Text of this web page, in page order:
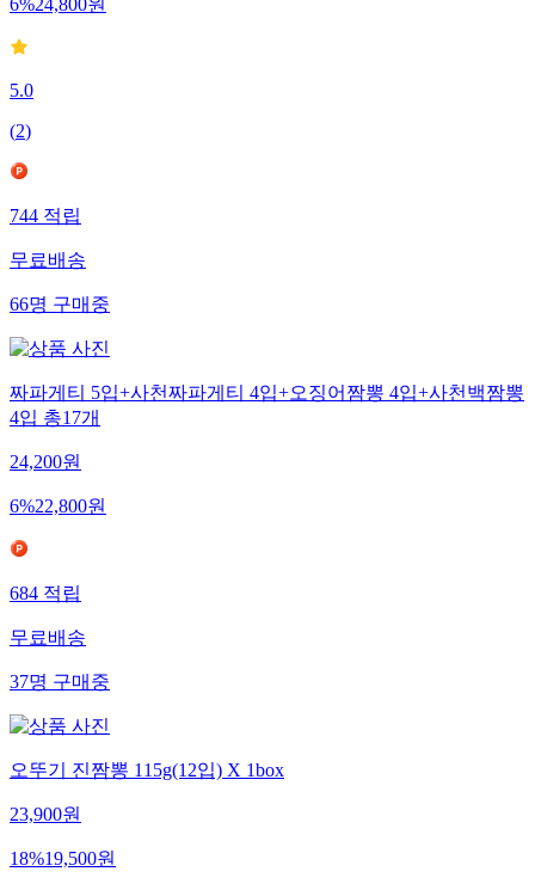
6%24,800원
5.0
(2)
744적립
무료배송
66명구매중
짜파게티 5입+사천짜파게티 4입+오징어짬뽕 4입+사천백짬뽕
4입 총17개
24,200원
6%22,800원
684적립
무료배송
37명구매중
오뚜기 진짬뽕 115g(12입) X 1box
23,900원
18%19,500원